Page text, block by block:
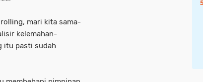
mari kita sama-
kelemahan-
itu pasti sudah